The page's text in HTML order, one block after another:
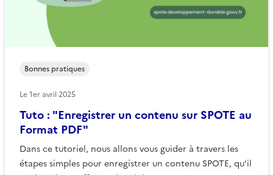
Tuto : "Enregistrer un contenu sur SPOTE au
Format PDF"
Dans ce tutoriel, nous allons vous guider à travers les
étapes simples pour enregistrer un contenu SPOTE, qu’il
Bonnes pratiques
Le1er avril 2025